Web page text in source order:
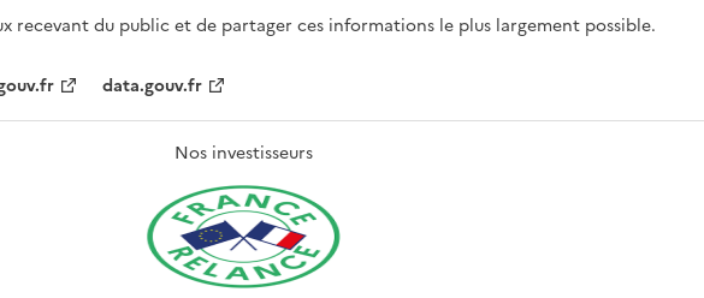
recevant du public et de partager ces informations le plus largement possible.
data.gouv.fr
Nos investisseurs